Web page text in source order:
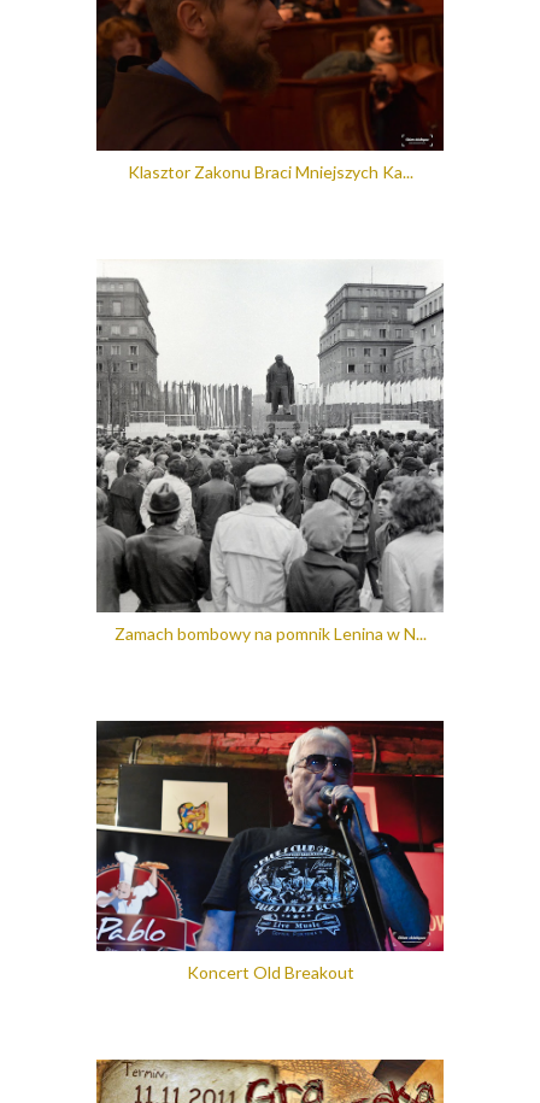
Klasztor Zakonu Braci Mniejszych Ka...
Zamach bombowy na pomnik Lenina w N...
Koncert Old Breakout